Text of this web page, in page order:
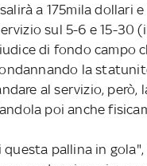
a 175mila dollari
sul 5-6 e 15-30
di fondo campo
la
al servizio, però,
poi anche
pallina in